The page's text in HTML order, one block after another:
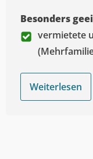
Besonders
vermietete
Weiterlesen